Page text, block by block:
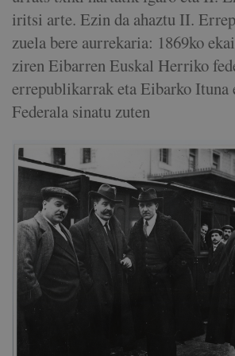
iritsi arte. Ezin da ahaztu II.
zuela bere aurrekaria: 1869ko
ziren Eibarren Euskal Herriko
errepublikarrak eta Eibarko Ituna
Federala sinatu zuten